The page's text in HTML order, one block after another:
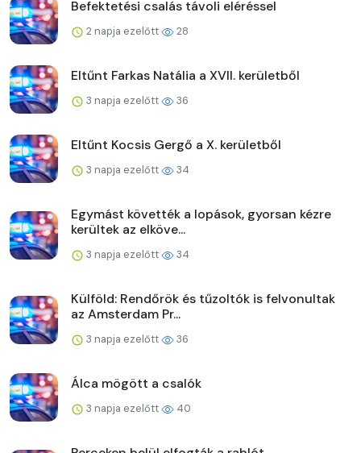
Befektetési csalás távoli eléréssel
2 napja ezelőtt 28
Eltűnt Farkas Natália a XVII. kerületből
3 napja ezelőtt 36
Eltűnt Kocsis Gergő a X. kerületből
3 napja ezelőtt 34
Egymást követték a lopások, gyorsan kézre
kerültek az elköve...
3 napja ezelőtt 34
Külföld: Rendőrök és tűzoltók is felvonultak
az Amsterdam Pr...
3 napja ezelőtt 36
Álca mögött a csalók
3 napja ezelőtt 40